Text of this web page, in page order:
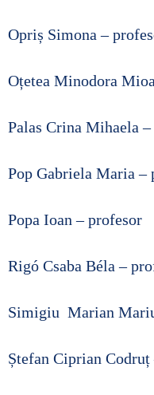
Opriș Simona –
Oțetea Minodora
Palas Crina Mihaela
Pop Gabriela Maria –
Popa Ioan – profesor
Rigó Csaba Béla –
Simigiu Marian
Ștefan Ciprian